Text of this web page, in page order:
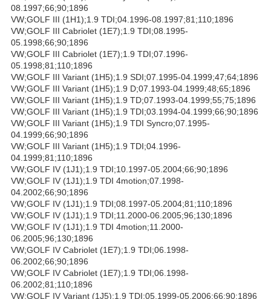
08.1997;66;90;1896
VW;GOLF III (1H1);1.9 TDI;04.1996-08.1997;81;110;1896
VW;GOLF III Cabriolet (1E7);1.9 TDI;08.1995-
05.1998;66;90;1896
VW;GOLF III Cabriolet (1E7);1.9 TDI;07.1996-
05.1998;81;110;1896
VW;GOLF III Variant (1H5);1.9 SDI;07.1995-04.1999;47;64;1896
VW;GOLF III Variant (1H5);1.9 D;07.1993-04.1999;48;65;1896
VW;GOLF III Variant (1H5);1.9 TD;07.1993-04.1999;55;75;1896
VW;GOLF III Variant (1H5);1.9 TDI;03.1994-04.1999;66;90;1896
VW;GOLF III Variant (1H5);1.9 TDI Syncro;07.1995-
04.1999;66;90;1896
VW;GOLF III Variant (1H5);1.9 TDI;04.1996-
04.1999;81;110;1896
VW;GOLF IV (1J1);1.9 TDI;10.1997-05.2004;66;90;1896
VW;GOLF IV (1J1);1.9 TDI 4motion;07.1998-
04.2002;66;90;1896
VW;GOLF IV (1J1);1.9 TDI;08.1997-05.2004;81;110;1896
VW;GOLF IV (1J1);1.9 TDI;11.2000-06.2005;96;130;1896
VW;GOLF IV (1J1);1.9 TDI 4motion;11.2000-
06.2005;96;130;1896
VW;GOLF IV Cabriolet (1E7);1.9 TDI;06.1998-
06.2002;66;90;1896
VW;GOLF IV Cabriolet (1E7);1.9 TDI;06.1998-
06.2002;81;110;1896
VW;GOLF IV Variant (1J5);1.9 TDI;05.1999-05.2006;66;90;1896